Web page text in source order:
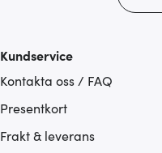
Kundservice
Kontakta oss / FAQ
Presentkort
Frakt & leverans